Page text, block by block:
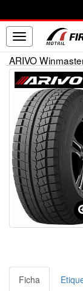
Toggle
navigation
ARIVO
Ficha